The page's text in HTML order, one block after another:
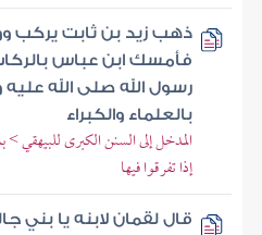
ذهب زيد بن ثابت يركب
فأمسك ابن عباس
رسول الله صلى الله
بالعلماء والكبراء
المدخل إلى السنن الكبرى للبيهقي
إذا تفرقوا فيها
قال لقمان لابنه يا بني